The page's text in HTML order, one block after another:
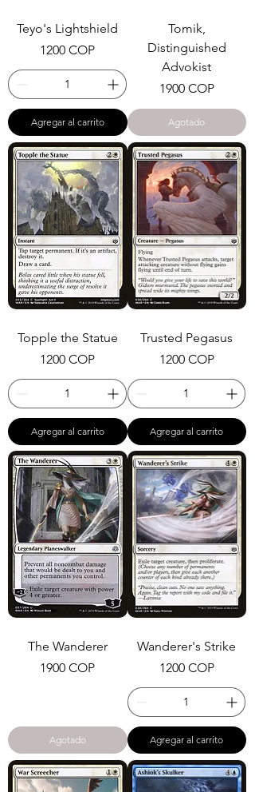
Teyo's Lightshield
Precio
1200 COP
Agregar al carrito
Tomik,
Distinguished
Advokist
Precio
1900 COP
Agotado
Topple the Statue
Precio
1200 COP
Agregar al carrito
Trusted Pegasus
Precio
1200 COP
Agregar al carrito
The Wanderer
Precio
1900 COP
Agotado
Wanderer's Strike
Precio
1200 COP
Agregar al carrito